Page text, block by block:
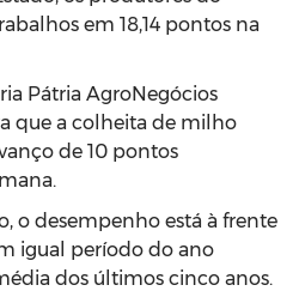
em 18,14 pontos na
Pátria AgroNegócios
que a colheita de milho
de 10 pontos
o desempenho está à frente
igual período do ano
dos últimos cinco anos.